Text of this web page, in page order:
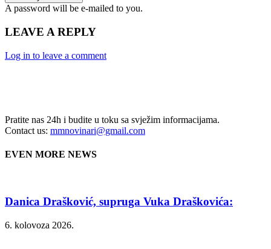
A password will be e-mailed to you.
LEAVE A REPLY
Log in to leave a comment
Pratite nas 24h i budite u toku sa svježim informacijama.
Contact us: mmnovinari@gmail.com
EVEN MORE NEWS
Danica Drašković, supruga Vuka Draškovića:
6. kolovoza 2026.